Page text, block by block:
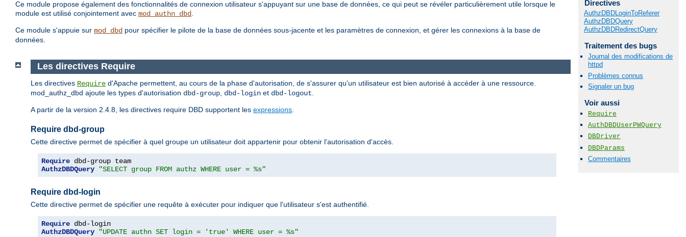
Ce module propose également des fonctionnalités de connexion utilisateur s'appuyant sur une base de données, ce qui peut se révéler particulièrement utile lorsque le
module est utilisé conjointement avec mod_authn_dbd.
Ce module s'appuie sur mod_dbd pour spécifier le pilote de la base de données sous-jacente et les paramètres de connexion, et gérer les connexions à la base de
données.
Directives
AuthzDBDLoginToReferer
AuthzDBDQuery
AuthzDBDRedirectQuery
Traitement des bugs
Journal des modifications de
httpd
Problèmes connus
Signaler un bug
Voir aussi
Require
AuthDBDUserPWQuery
DBDriver
DBDParams
Commentaires
Les directives Require
Les directives Require d'Apache permettent, au cours de la phase d'autorisation, de s'assurer qu'un utilisateur est bien autorisé à accéder à une ressource.
mod_authz_dbd ajoute les types d'autorisation dbd-group dbd-login et dbd-logout
A partir de la version 2.4.8, les directives require DBD supportent les expressions
Require dbd-group
Cette directive permet de spécifier à quel groupe un utilisateur doit appartenir pour obtenir l'autorisation d'accès.
Require
AuthzDBDQuery
"SELECT group FROM authz WHERE user = %s"
Require dbd-login
Cette directive permet de spécifier une requête à exécuter pour indiquer que l'utilisateur s'est authentifié.
Require
AuthzDBDQuery
"UPDATE authn SET login = 'true' WHERE user = %s"